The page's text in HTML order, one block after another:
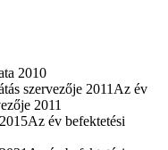
2010
Az év
2011
Az év befektetési